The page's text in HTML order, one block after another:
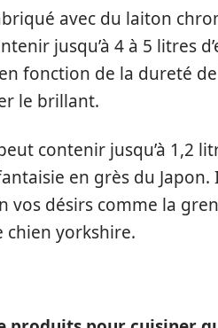
avec du laiton
jusqu’à 4 à 5 litres
fonction de la dureté de
le brillant.
contenir jusqu’à 1,2
en grès du Japon.
vos désirs comme la
chien yorkshire.